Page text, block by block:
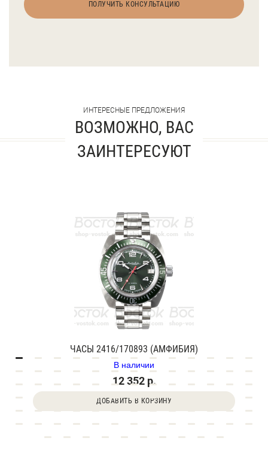
ПОЛУЧИТЬ КОНСУЛЬТАЦИЮ
ИНТЕРЕСНЫЕ ПРЕДЛОЖЕНИЯ
ВОЗМОЖНО, ВАС
ЗАИНТЕРЕСУЮТ
ЧАСЫ 2416/170893 (АМФИБИЯ)
В наличии
12 352 р.
ДОБАВИТЬ В КОРЗИНУ